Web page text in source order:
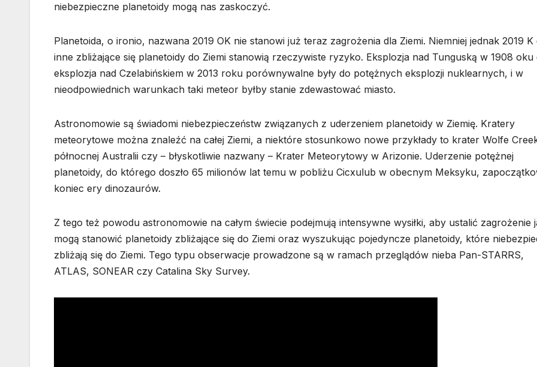
niebezpieczne planetoidy mogą nas zaskoczyć.
Planetoida, o ironio, nazwana 2019 OK nie stanowi już teraz zagrożenia dla Ziemi. Niemniej jednak 2019 K
inne zbliżające się planetoidy do Ziemi stanowią rzeczywiste ryzyko. Eksplozja nad Tunguską w 1908 oku
eksplozja nad Czelabińskiem w 2013 roku porównywalne były do potężnych eksplozji nuklearnych, i w
nieodpowiednich warunkach taki meteor byłby stanie zdewastować miasto.
Astronomowie są świadomi niebezpieczeństw związanych z uderzeniem planetoidy w Ziemię. Kratery
meteorytowe można znaleźć na całej Ziemi, a niektóre stosunkowo nowe przykłady to krater Wolfe
północnej Australii czy – błyskotliwie nazwany – Krater Meteorytowy w Arizonie. Uderzenie potężnej
planetoidy, do którego doszło 65 milionów lat temu w pobliżu Cicxulub w obecnym Meksyku,
koniec ery dinozaurów.
Z tego też powodu astronomowie na całym świecie podejmują intensywne wysiłki, aby ustalić zagrożenie
mogą stanowić planetoidy zbliżające się do Ziemi oraz wyszukując pojedyncze planetoidy, które
zbliżają się do Ziemi. Tego typu obserwacje prowadzone są w ramach przeglądów nieba Pan-STARRS,
ATLAS, SONEAR czy Catalina Sky Survey.